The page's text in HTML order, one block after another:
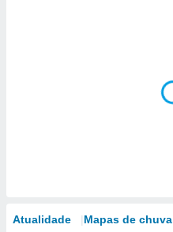
Atualidade Mapas de chuva